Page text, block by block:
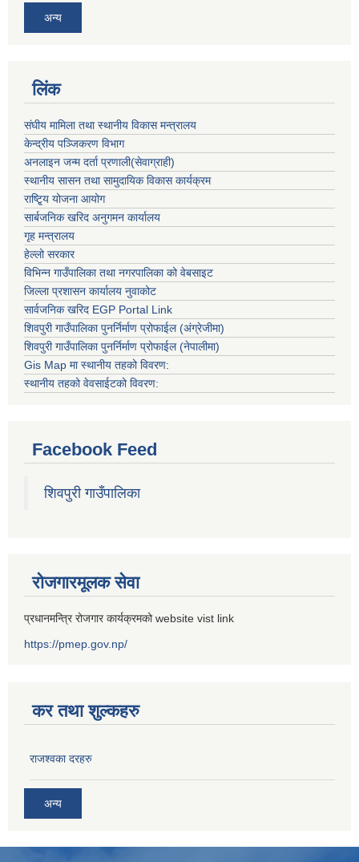
अन्य
लिंक
संघीय मामिला तथा स्थानीय विकास मन्त्रालय
केन्द्रीय पञ्जिकरण विभाग
अनलाइन जन्म दर्ता प्रणाली(सेवाग्राही)
स्थानीय सासन तथा सामुदायिक विकास कार्यक्रम
राष्टि्ृय योजना आयोग
सार्बजनिक खरिद अनुगमन कार्यालय
गृह मन्त्रालय
हेल्लो सरकार
विभिन्न गाउँपालिका तथा नगरपालिका को वेबसाइट
जिल्ला प्रशासन कार्यालय नुवाकोट
सार्वजनिक खरिद EGP Portal Link
शिवपुरी गाउँपालिका पुनर्निर्माण प्रोफाईल (अंग्रेजीमा)
शिवपुरी गाउँपालिका पुनर्निर्माण प्रोफाईल (नेपालीमा)
Gis Map मा स्थानीय तहको विवरण:
स्थानीय तहको वेवसाईटको विवरण:
Facebook Feed
शिवपुरी गाउँपालिका
रोजगारमूलक सेवा
प्रधानमन्त्रि रोजगार कार्यक्रमको website vist link
https://pmep.gov.np/
कर तथा शुल्कहरु
राजश्वका दरहरु
अन्य